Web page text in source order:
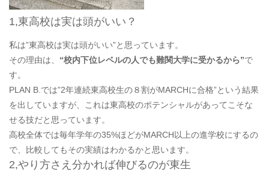
1,東高校は実は頭がいい？
私は”東高校は実は頭がいい”と思っています。
その理由は、 “校内下位レベルの人でも難関大学に受かるから”で
す。
PLAN B.では”2年連続東高校生の８割がMARCHに合格”という結果
を出していますが、これは東高校のポテンシャルがあってこそな
せる技だと思っています。
高校全体では毎年学年の35%ほどがMARCH以上の進学校にするの
で、比較してもその実績はわかるかと思います。
2,やり方さえ分かれば伸びるのが東生